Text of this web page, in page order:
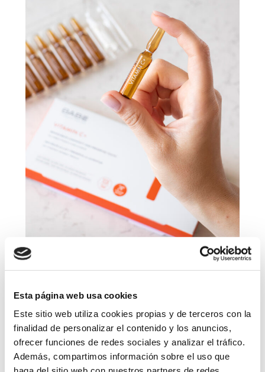
Esta página web usa cookies
Este sitio web utiliza cookies propias y de terceros con la
finalidad de personalizar el contenido y los anuncios,
ofrecer funciones de redes sociales y analizar el tráfico.
Además, compartimos información sobre el uso que
Ampollas Vitamin C+
Los alimentos como la naranja, la grosella negra, la
guayaba, el perejil, el brócoli, el kiwi y el pimiento rojo la
contienen en grandes cantidades, pero varios científicos